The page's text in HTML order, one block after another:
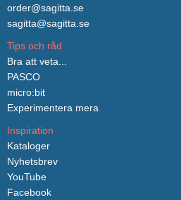
order@sagitta.se
sagitta@sagitta.se
Tips och råd
Bra att veta...
PASCO
micro:bit
Experimentera mera
Inspiration
Kataloger
Nyhetsbrev
YouTube
Facebook